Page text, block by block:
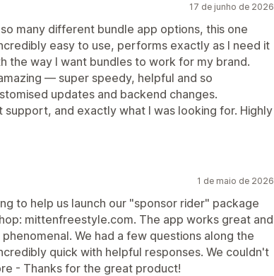
17 de junho de 2026
many different bundle app options, this one
easy to use, performs exactly as I need it
the way I want bundles to work for my brand.
— super speedy, helpful and so
updates and backend changes.
support, and exactly what I was looking for. Highly
1 de maio de 2026
to help us launch our "sponsor rider" package
mittenfreestyle.com. The app works great and
We had a few questions along the
quick with helpful responses. We couldn't
- Thanks for the great product!